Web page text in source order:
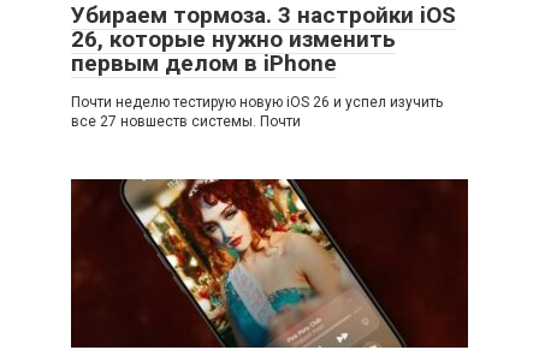
Убираем тормоза. 3 настройки iOS
26, которые нужно изменить
первым делом в iPhone
Почти неделю тестирую новую iOS 26 и успел изучить
все 27 новшеств системы. Почти